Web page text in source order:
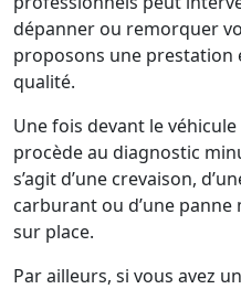
dépanner ou remorquer
proposons une prestation
qualité.
Une fois devant le
procède au diagnostic
s’agit d’une crevaison,
carburant ou d’une
sur place.
Par ailleurs, si vous avez